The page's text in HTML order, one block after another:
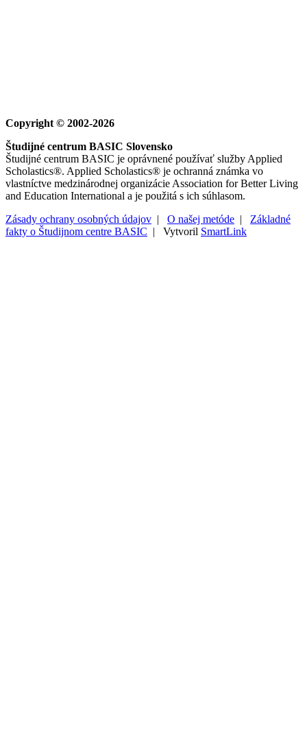
Copyright © 2002-2026
Študijné centrum BASIC Slovensko
Študijné centrum BASIC je oprávnené používať služby Applied
Scholastics®. Applied Scholastics® je ochranná známka vo
vlastníctve medzinárodnej organizácie Association for Better Living
and Education International a je použitá s ich súhlasom.
Zásady ochrany osobných údajov | O našej metóde | Základné
fakty o Študijnom centre BASIC | Vytvoril SmartLink